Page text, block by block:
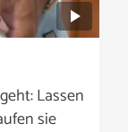
Lassen
sie